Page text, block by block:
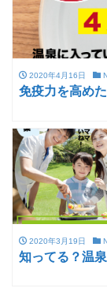
2020年4月16日
免疫力を高め
2020年3月19日
知ってる？温